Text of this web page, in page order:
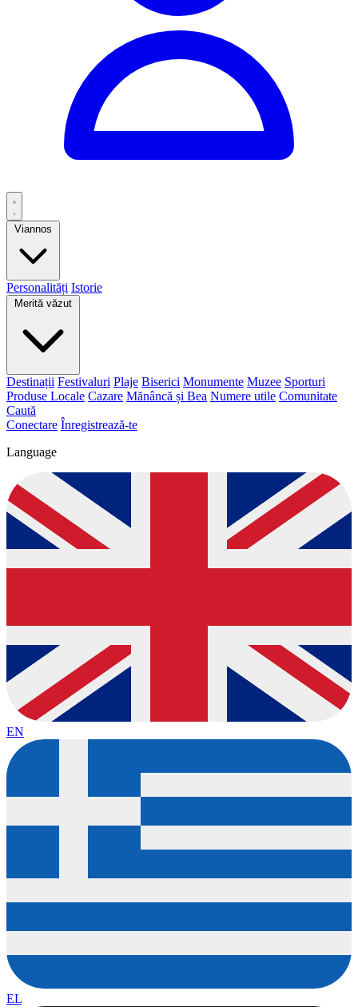
Viannos
Personalități Istorie
Merită văzut
Destinații Festivaluri Plaje Biserici Monumente Muzee Sporturi
Produse Locale Cazare Mănâncă și Bea Numere utile Comunitate
Caută
Conectare Înregistrează-te
Language
EN
EL